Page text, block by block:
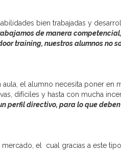
bien trabajadas y
de manera
training, nuestros alumnos no
el alumno necesita poner en
difíciles y hasta con mucha
perfil directivo, para lo que
el cual gracias a este